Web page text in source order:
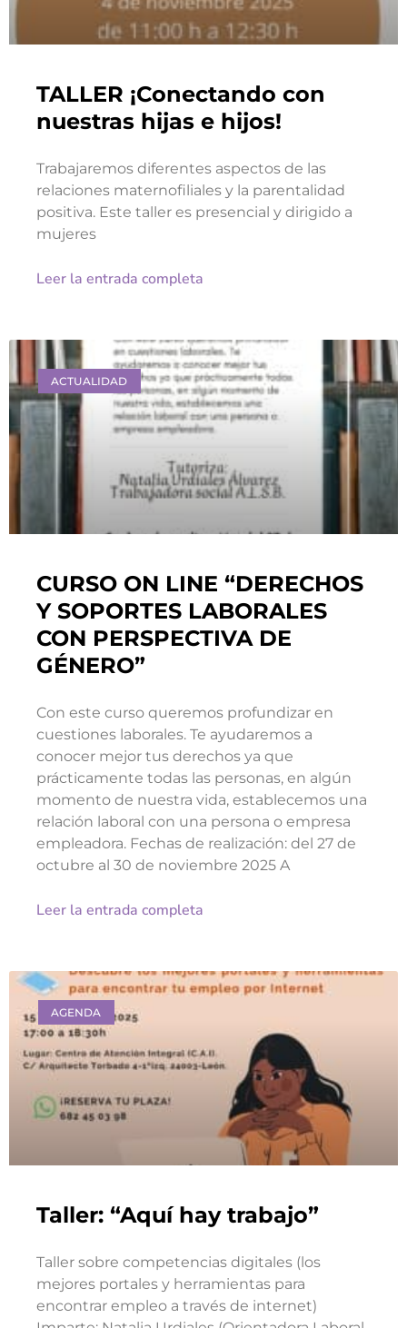
TALLER ¡Conectando con
nuestras hijas e hijos!
Trabajaremos diferentes aspectos de las
relaciones maternofiliales y la parentalidad
positiva. Este taller es presencial y dirigido a
mujeres
Leer la entrada completa
ACTUALIDAD
CURSO ON LINE “DERECHOS
Y SOPORTES LABORALES
CON PERSPECTIVA DE
GÉNERO”
Con este curso queremos profundizar en
cuestiones laborales. Te ayudaremos a
conocer mejor tus derechos ya que
prácticamente todas las personas, en algún
momento de nuestra vida, establecemos una
relación laboral con una persona o empresa
empleadora. Fechas de realización: del 27 de
octubre al 30 de noviembre 2025 A
Leer la entrada completa
AGENDA
Taller: “Aquí hay trabajo”
Taller sobre competencias digitales (los
mejores portales y herramientas para
encontrar empleo a través de internet)